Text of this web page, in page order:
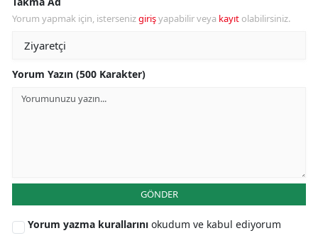
Yorum yapmak için, istersenizgirişyapabilir veya kayıt olabilirsiniz.
Yorum Yazın (500 Karakter)
GÖNDER
Yorum yazma kurallarını okudum ve kabul ediyorum